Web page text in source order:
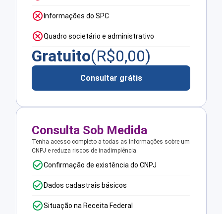
Informações do SPC
Quadro societário e administrativo
Gratuito(R$0,00)
Consultar grátis
Consulta Sob Medida
Tenha acesso completo a todas as informações sobre um
CNPJ e reduza riscos de inadimplência.
Confirmação de existência do CNPJ
Dados cadastrais básicos
Situação na Receita Federal